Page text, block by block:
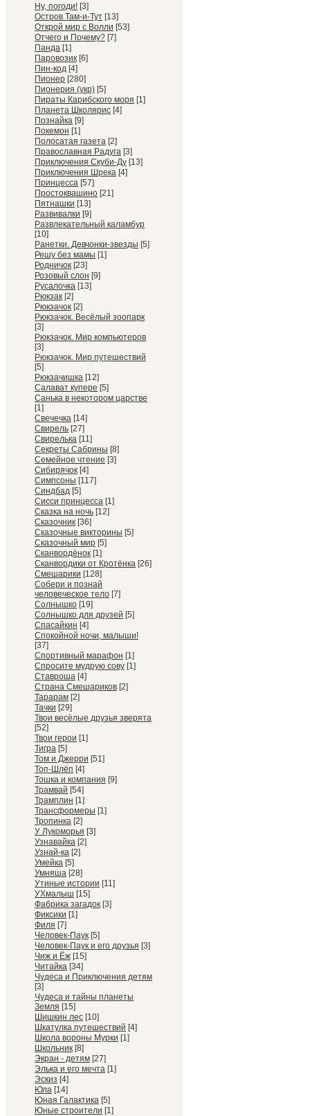
Ну, погоди! [3]
Остров Там-и-Тут [13]
Открой мир с Волли [53]
Отчего и Почему? [7]
Панда [1]
Паровозик [6]
Пин-код [4]
Пионер [280]
Пионерия (укр) [5]
Пираты Карибского моря [1]
Планета Школярис [4]
Познайка [9]
Покемон [1]
Полосатая газета [2]
Православная Радуга [3]
Приключения Скуби-Ду [13]
Приключения Шрека [4]
Принцесса [57]
Простоквашино [21]
Пятнашки [13]
Развивалки [9]
Развлекательный каламбур
[10]
Ранетки. Девчонки-звезды [5]
Решу без мамы [1]
Родничок [23]
Розовый слон [9]
Русалочка [13]
Рюкзак [2]
Рюкзачок [2]
Рюкзачок. Весёлый зоопарк
[3]
Рюкзачок. Мир компьютеров
[3]
Рюкзачок. Мир путешествий
[5]
Рюкзачишка [12]
Салават купере [5]
Санька в некотором царстве
[1]
Свечечка [14]
Свирель [27]
Свирелька [11]
Секреты Сабрины [8]
Семейное чтение [3]
Сибирячок [4]
Симпсоны [117]
Синдбад [5]
Сисси принцесса [1]
Сказка на ночь [12]
Сказочник [36]
Сказочные викторины [5]
Сказочный мир [5]
Сканвордёнок [1]
Сканвордики от Кротёнка [26]
Смешарики [128]
Собери и познай
человеческое тело [7]
Солнышко [19]
Солнышко для друзей [5]
Спасайкин [4]
Спокойной ночи, малыши!
[37]
Спортивный марафон [1]
Спросите мудрую сову [1]
Ставроша [4]
Страна Смешариков [2]
Тарарам [2]
Тачки [29]
Твои весёлые друзья зверята
[52]
Твои герои [1]
Тигра [5]
Том и Джерри [51]
Топ-Шлёп [4]
Тошка и компания [9]
Трамвай [54]
Трамплин [1]
Трансформеры [1]
Тропинка [2]
У Лукоморья [3]
Узнавайка [2]
Узнай-ка [2]
Умейка [5]
Умняша [28]
Утиные истории [11]
УХмалыш [15]
Фабрика загадок [3]
Фиксики [1]
Филя [7]
Человек-Паук [5]
Человек-Паук и его друзья [3]
Чиж и Ёж [15]
Читайка [34]
Чудеса и Приключения детям
[3]
Чудеса и тайны планеты
Земля [15]
Шишкин лес [10]
Шкатулка путешествий [4]
Школа вороны Мурки [1]
Школьник [8]
Экран - детям [27]
Элька и его мечта [1]
Эскиз [4]
Юла [14]
Юная Галактика [5]
Юные строители [1]